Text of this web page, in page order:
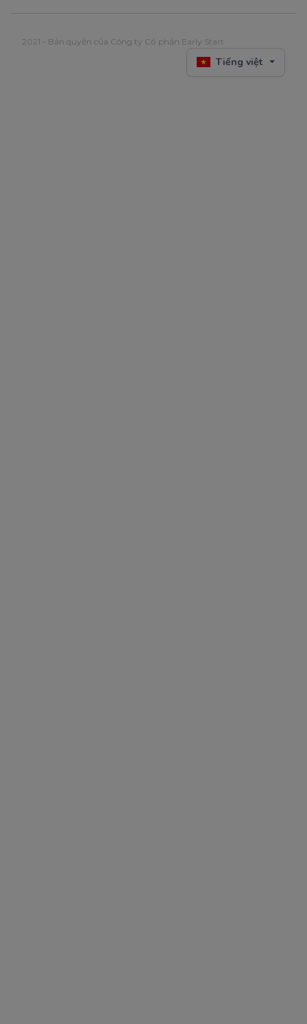
2021 - Bản quyền của Công ty Cổ phần Early Start
Tiếng việt